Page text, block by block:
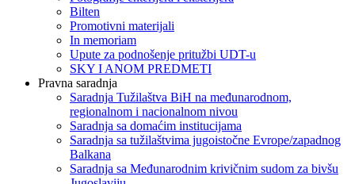
Bilten
Promotivni materijali
In memoriam
Upute za podnošenje pritužbi UDT-u
SKY I ANOM PREDMETI
Pravna saradnja
Saradnja Tužilaštva BiH na međunarodnom,
regionalnom i nacionalnom nivou
Saradnja sa domaćim institucijama
Saradnja sa tužilaštvima jugoistočne Evrope/zapadnog
Balkana
Saradnja sa Međunarodnim krivičnim sudom za bivšu